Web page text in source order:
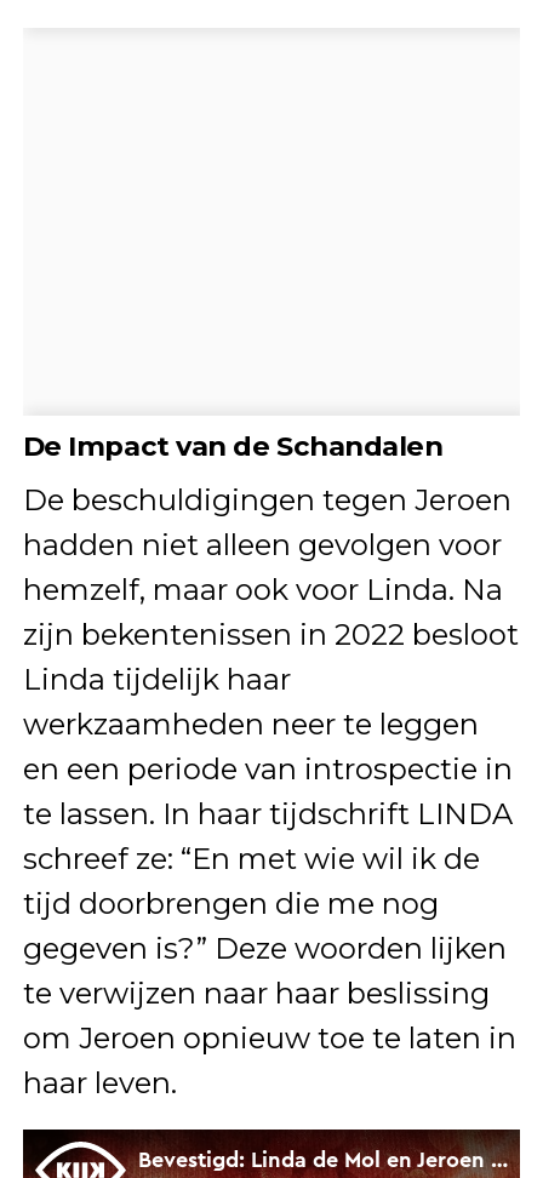
De Impact van de Schandalen
De beschuldigingen tegen Jeroen
hadden niet alleen gevolgen voor
hemzelf, maar ook voor Linda. Na
zijn bekentenissen in 2022 besloot
Linda tijdelijk haar
werkzaamheden neer te leggen
en een periode van introspectie in
te lassen. In haar tijdschrift LINDA
schreef ze: “En met wie wil ik de
tijd doorbrengen die me nog
gegeven is?” Deze woorden lijken
te verwijzen naar haar beslissing
om Jeroen opnieuw toe te laten in
haar leven.